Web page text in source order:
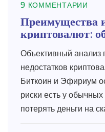
9 КОММЕНТАРИИ
Преимущества
криптовалют:
Объективный анализ
недостатков
Биткоин и Эфириум
риски есть у
потерять деньги на